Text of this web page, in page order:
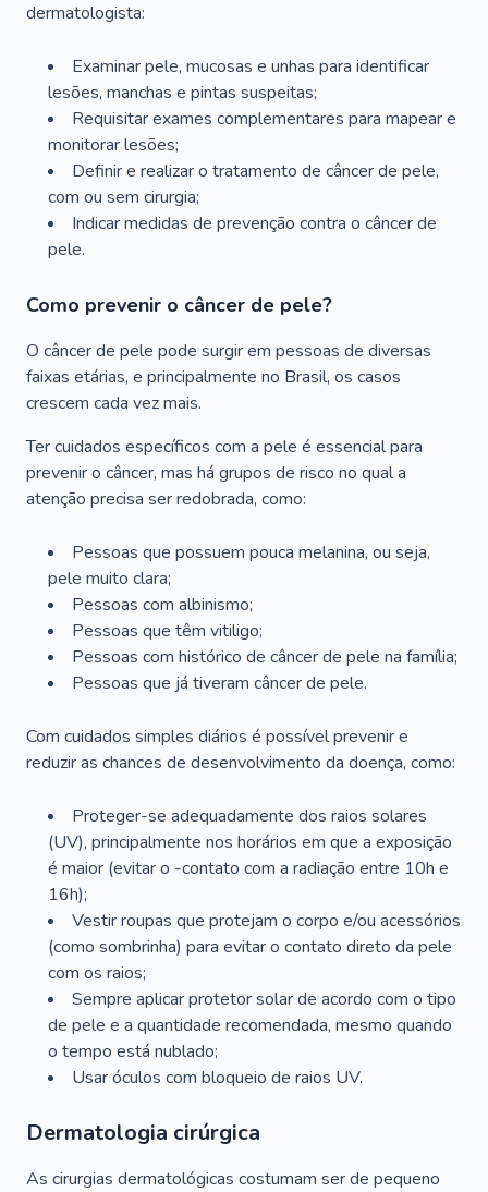
dermatologista:
Examinar pele, mucosas e unhas para identificar
lesões, manchas e pintas suspeitas;
Requisitar exames complementares para mapear e
monitorar lesões;
Definir e realizar o tratamento de câncer de pele,
com ou sem cirurgia;
Indicar medidas de prevenção contra o câncer de
pele.
Como prevenir o câncer de pele?
O câncer de pele pode surgir em pessoas de diversas
faixas etárias, e principalmente no Brasil, os casos
crescem cada vez mais.
Ter cuidados específicos com a pele é essencial para
prevenir o câncer, mas há grupos de risco no qual a
atenção precisa ser redobrada, como:
Pessoas que possuem pouca melanina, ou seja,
pele muito clara;
Pessoas com albinismo;
Pessoas que têm vitiligo;
Pessoas com histórico de câncer de pele na família;
Pessoas que já tiveram câncer de pele.
Com cuidados simples diários é possível prevenir e
reduzir as chances de desenvolvimento da doença, como:
Proteger-se adequadamente dos raios solares
(UV), principalmente nos horários em que a exposição
é maior (evitar o -contato com a radiação entre 10h e
16h);
Vestir roupas que protejam o corpo e/ou acessórios
(como sombrinha) para evitar o contato direto da pele
com os raios;
Sempre aplicar protetor solar de acordo com o tipo
de pele e a quantidade recomendada, mesmo quando
o tempo está nublado;
Usar óculos com bloqueio de raios UV.
Dermatologia cirúrgica
As cirurgias dermatológicas costumam ser de pequeno